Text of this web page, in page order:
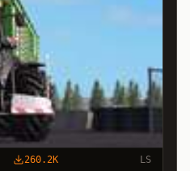
260.2K LS